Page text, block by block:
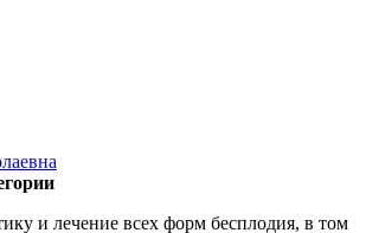
и лечение всех форм бесплодия, в том